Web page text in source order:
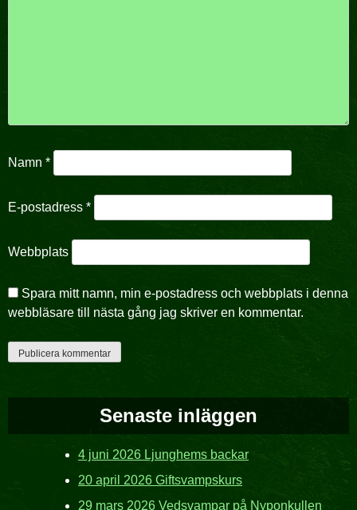
Namn *
E-postadress *
Webbplats
Spara mitt namn, min e-postadress och webbplats i denna
webbläsare till nästa gång jag skriver en kommentar.
Senaste inläggen
4 juni 2026 Ljunghems backar
20 april 2026 Giftsvampskurs
29 mars 2026 Vedsvampar på Nyponkullen